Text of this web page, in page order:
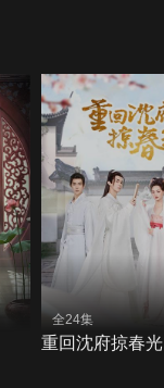
全24集
重回沈府掠春光